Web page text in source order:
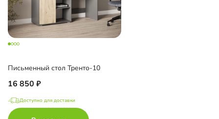
Письменный стол Тренто-10
16 850
Доступно для доставки